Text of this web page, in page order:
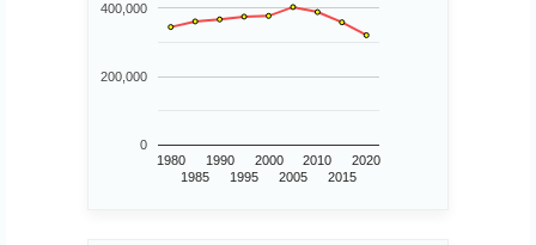
1980
1985
1990
1995
2000
2005
2010
2015
2020
0
200,000
400,000